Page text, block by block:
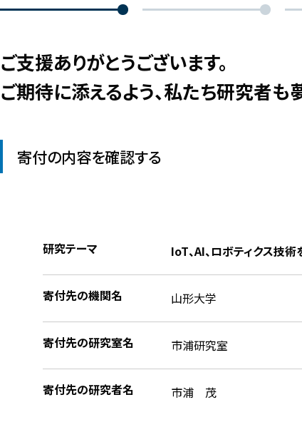
ご支援ありがとうございます。
ご期待に添えるよう、私たち研究者も
寄付の内容を確認する
研究テーマ IoT、AI、ロボティクス技
寄付先の機関名 山形大学
寄付先の研究室名 市浦研究室
寄付先の研究者名 市浦 茂